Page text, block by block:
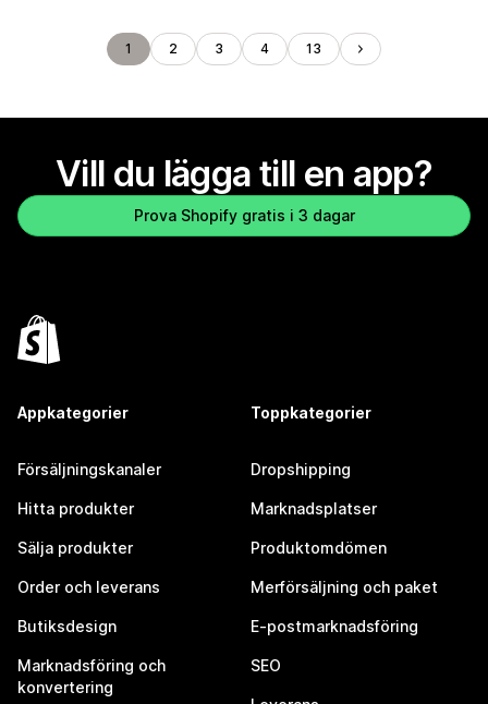
1 2 3 4 13
Vill du lägga till en app?
Prova Shopify gratis i 3 dagar
Appkategorier
Försäljningskanaler
Hitta produkter
Sälja produkter
Order och leverans
Butiksdesign
Marknadsföring och
konvertering
Toppkategorier
Dropshipping
Marknadsplatser
Produktomdömen
Merförsäljning och paket
E-postmarknadsföring
SEO